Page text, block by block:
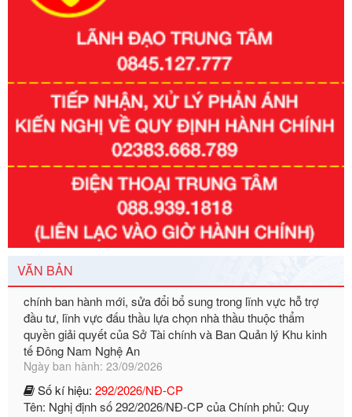
VĂN BẢN
351/2025/NĐ-CP
Tên: Nghị định số 351/2025/NĐ-CP của Chính phủ: Quy
định chuẩn nghèo đa chiều quốc gia giai đoạn 2026 - 2030
Ngày ban hành: 29/12/2026
3014/QĐ-UBND
Tên: Quyết định về việc công bố danh mục thủ tục hành
chính ban hành mới, sửa đổi bổ sung trong lĩnh vực hỗ trợ
đầu tư, lĩnh vực đấu thầu lựa chọn nhà thầu thuộc thẩm
tế Đông Nam Nghệ An
Ngày ban hành: 23/09/2026
Số kí hiệu:292/2026/NĐ-CP
Tên: Nghị định số 292/2026/NĐ-CP của Chính phủ: Quy
định chi tiết một số điều và biện pháp để tổ chức, hướng
dẫn thi hành Luật Quản lý ngoại thương
Ngày ban hành: 21/07/2026